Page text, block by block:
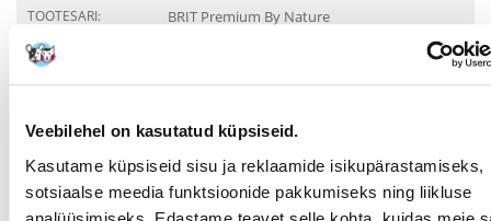
Veebilehel on kasutatud küpsiseid.
Kasutame küpsiseid sisu ja reklaamide isikupärastamiseks,
sotsiaalse meedia funktsioonide pakkumiseks ning liikluse
TOOTESARI:
BRIT Premium By Nature
Otstarve